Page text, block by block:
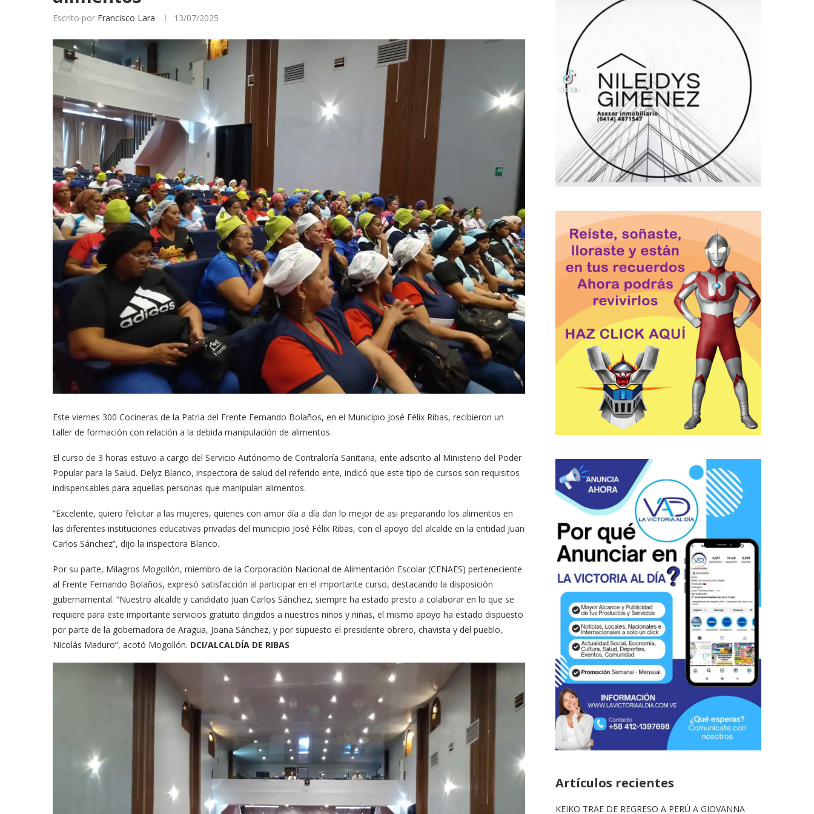
Escrito por Francisco Lara 13/07/2025
Este viernes 300 Cocineras de la Patria del Frente Fernando Bolaños, en el Municipio José Félix Ribas, recibieron un
taller de formación con relación a la debida manipulación de alimentos.
El curso de 3 horas estuvo a cargo del Servicio Autónomo de Contraloría Sanitaria, ente adscrito al Ministerio del Poder
Popular para la Salud. Delyz Blanco, inspectora de salud del referido ente, indicó que este tipo de cursos son requisitos
indispensables para aquellas personas que manipulan alimentos.
“Excelente, quiero felicitar a las mujeres, quienes con amor día a día dan lo mejor de asi preparando los alimentos en
las diferentes instituciones educativas privadas del municipio José Félix Ribas, con el apoyo del alcalde en la entidad Juan
Carlos Sánchez”, dijo la inspectora Blanco.
Por su parte, Milagros Mogollón, miembro de la Corporación Nacional de Alimentación Escolar (CENAES) perteneciente
al Frente Fernando Bolaños, expresó satisfacción al participar en el importante curso, destacando la disposición
gubernamental. “Nuestro alcalde y candidato Juan Carlos Sánchez, siempre ha estado presto a colaborar en lo que se
requiere para este importante servicios gratuito dirigidos a nuestros niños y niñas, el mismo apoyo ha estado dispuesto
por parte de la gobernadora de Aragua, Joana Sánchez, y por supuesto el presidente obrero, chavista y del pueblo,
Nicolás Maduro”, acotó Mogollón. DCI/ALCALDÍA DE RIBAS
Artículos recientes
KEIKO TRAE DE REGRESO A PERÚ A GIOVANNA